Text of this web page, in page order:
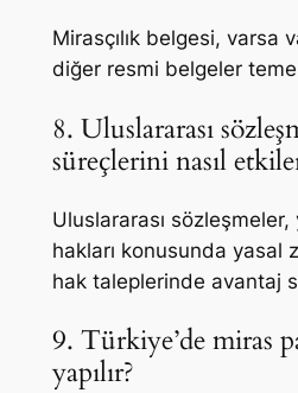
Mirasçılık belgesi, varsa
diğer resmi belgeler
8. Uluslararası
süreçlerini nasıl
Uluslararası sözleşmeler,
hakları konusunda yasal
hak taleplerinde avantaj
9. Türkiye’de miras
yapılır?